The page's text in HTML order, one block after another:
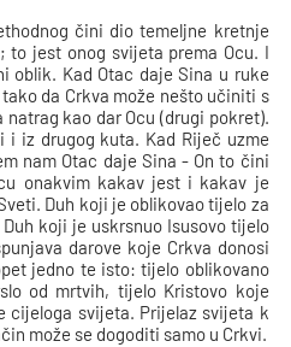
čini dio temeljne kretnje
to jest onog svijeta prema Ocu. I
oblik. Kad Otac daje Sina u ruke
da Crkva može nešto učiniti s
kao dar Ocu (drugi pokret).
iz drugog kuta. Kad Riječ uzme
nam Otac daje Sina - On to čini
onakvim kakav jest i kakav je
Duh koji je oblikovao tijelo za
koji je uskrsnuo Isusovo tijelo
darove koje Crkva donosi
jedno te isto: tijelo oblikovano
od mrtvih, tijelo Kristovo koje
cijeloga svijeta. Prijelaz svijeta k
može se dogoditi samo u Crkvi.